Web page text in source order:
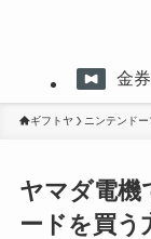
金
ギフトヤ ニンテンド
ヤマダ電機
ードを買う